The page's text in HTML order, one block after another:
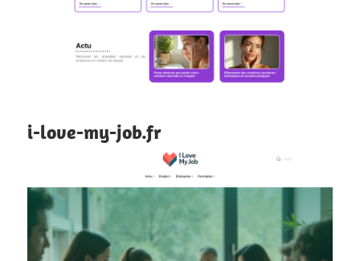
i-love-my-job.fr